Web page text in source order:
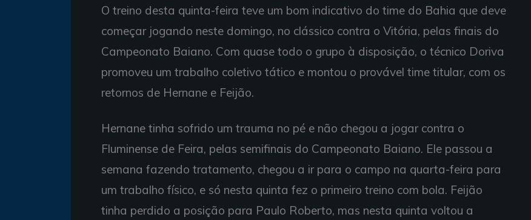
O treino desta quinta-feira teve um bom indicativo do time do Bahia que deve
começar jogando neste domingo, no clássico contra o Vitória, pelas finais do
Campeonato Baiano. Com quase todo o grupo à disposição, o técnico Doriva
promoveu um trabalho coletivo tático e montou o provável time titular, com os
retornos de Hernane e Feijão.
Hernane tinha sofrido um trauma no pé e não chegou a jogar contra o
Fluminense de Feira, pelas semifinais do Campeonato Baiano. Ele passou a
semana fazendo tratamento, chegou a ir para o campo na quarta-feira para
um trabalho físico, e só nesta quinta fez o primeiro treino com bola. Feijão
tinha perdido a posição para Paulo Roberto, mas nesta quinta voltou a